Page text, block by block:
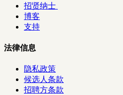
招贤纳士
博客
支持
法律信息
隐私政策
候选人条款
招聘方条款